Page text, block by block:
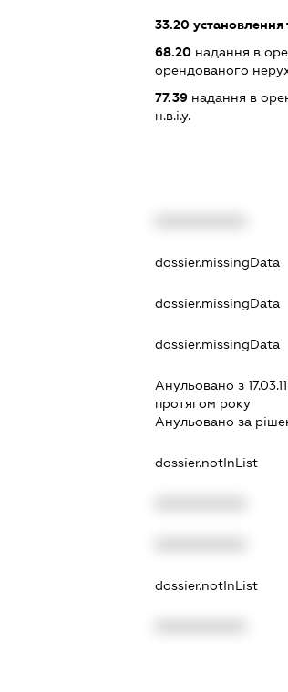
33.20установлення
68.20надання в
орендованого
77.39надання в
н.в.і.у.
dossier.missingData
dossier.missingData
dossier.missingData
Анульовано з
протягом року
Анульовано за
dossier.notInList
dossier.notInList